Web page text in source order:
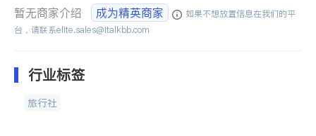
暂无商家介绍 成为精英商家
如果不想放置信息在我们的平
台，请联系elite.sales@italkbb.com
行业标签
旅行社